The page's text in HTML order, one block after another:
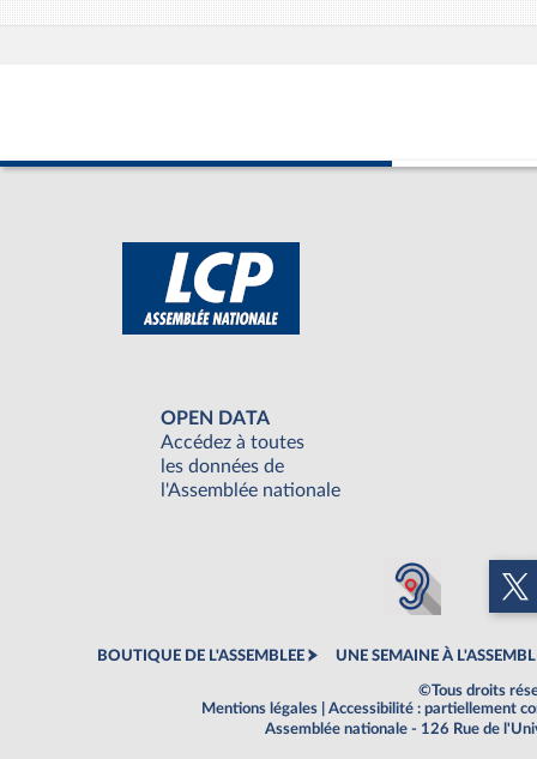
OPEN DATA
Accédez à toutes
les données de
l'Assemblée nationale
BOUTIQUE DE L'ASSEMBLEE UNE SEMAINE À
©Tous droits
Mentions légales
Accessibilité : partiellement
Assemblée nationale - 126 Rue de